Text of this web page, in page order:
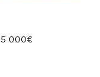
000€